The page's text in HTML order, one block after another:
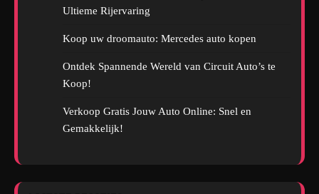
Ultieme Rijervaring
Koop uw droomauto: Mercedes auto kopen
Ontdek Spannende Wereld van Circuit Auto’s te
Koop!
Verkoop Gratis Jouw Auto Online: Snel en
Gemakkelijk!